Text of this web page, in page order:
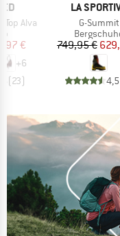
Alva
Preis
€
+6
(23)
MARKE
LA
Artikel
G-Summit
749,95 €
4,5